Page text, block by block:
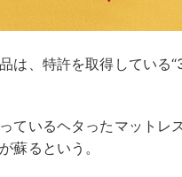
は、特許を取得している
ているヘタったマットレ
蘇るという。